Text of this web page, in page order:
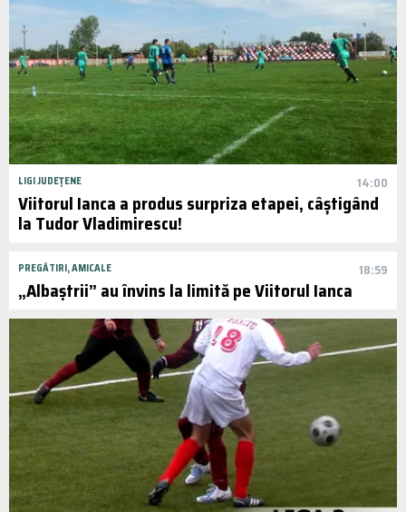
LIGI JUDEȚENE 14:00
Viitorul Ianca a produs surpriza etapei, câștigând
la Tudor Vladimirescu!
PREGĂTIRI, AMICALE 18:59
„Albaștrii” au învins la limită pe Viitorul Ianca